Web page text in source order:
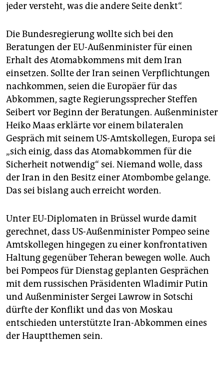
jeder versteht, was die andere Seite denkt“.
Die Bundesregierung wollte sich bei den
Beratungen der EU-Außenminister für einen
Erhalt des Atomabkommens mit dem Iran
einsetzen. Sollte der Iran seinen Verpflichtungen
nachkommen, seien die Europäer für das
Abkommen, sagte Regierungssprecher Steffen
Seibert vor Beginn der Beratungen. Außenminister
Heiko Maas erklärte vor einem bilateralen
Gespräch mit seinem US-Amtskollegen, Europa sei
„sich einig, dass das Atomabkommen für die
Sicherheit notwendig“ sei. Niemand wolle, dass
der Iran in den Besitz einer Atombombe gelange.
Das sei bislang auch erreicht worden.
Unter EU-Diplomaten in Brüssel wurde damit
gerechnet, dass US-Außenminister Pompeo seine
Amtskollegen hingegen zu einer konfrontativen
Haltung gegenüber Teheran bewegen wolle. Auch
bei Pompeos für Dienstag geplanten Gesprächen
mit dem russischen Präsidenten Wladimir Putin
und Außenminister Sergei Lawrow in Sotschi
dürfte der Konflikt und das von Moskau
entschieden unterstützte Iran-Abkommen eines
der Hauptthemen sein.